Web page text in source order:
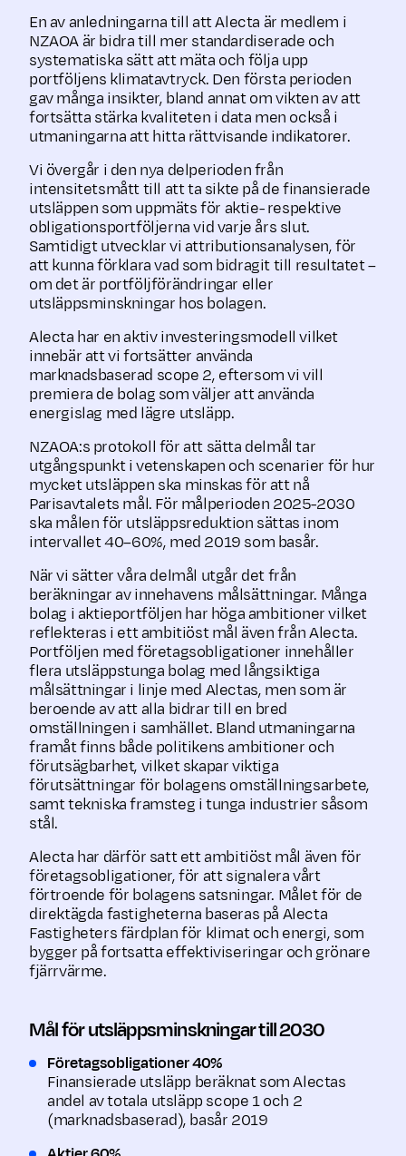
En av anledningarna till att Alecta är medlem i
NZAOA är bidra till mer standardiserade och
systematiska sätt att mäta och följa upp
portföljens klimatavtryck. Den första perioden
gav många insikter, bland annat om vikten av att
fortsätta stärka kvaliteten i data men också i
utmaningarna att hitta rättvisande indikatorer.
Vi övergår i den nya delperioden från
intensitetsmått till att ta sikte på de finansierade
utsläppen som uppmäts för aktie- respektive
obligationsportföljerna vid varje års slut.
Samtidigt utvecklar vi attributionsanalysen, för
att kunna förklara vad som bidragit till resultatet –
om det är portföljförändringar eller
utsläppsminskningar hos bolagen.
Alecta har en aktiv investeringsmodell vilket
innebär att vi fortsätter använda
marknadsbaserad scope 2, eftersom vi vill
premiera de bolag som väljer att använda
energislag med lägre utsläpp.
NZAOA:s protokoll för att sätta delmål tar
utgångspunkt i vetenskapen och scenarier för hur
mycket utsläppen ska minskas för att nå
Parisavtalets mål. För målperioden 2025-2030
ska målen för utsläppsreduktion sättas inom
intervallet 40–60%, med 2019 som basår.
När vi sätter våra delmål utgår det från
beräkningar av innehavens målsättningar. Många
bolag i aktieportföljen har höga ambitioner vilket
reflekteras i ett ambitiöst mål även från Alecta.
Portföljen med företagsobligationer innehåller
flera utsläppstunga bolag med långsiktiga
målsättningar i linje med Alectas, men som är
beroende av att alla bidrar till en bred
omställningen i samhället. Bland utmaningarna
framåt finns både politikens ambitioner och
förutsägbarhet, vilket skapar viktiga
förutsättningar för bolagens omställningsarbete,
samt tekniska framsteg i tunga industrier såsom
stål.
Alecta har därför satt ett ambitiöst mål även för
företagsobligationer, för att signalera vårt
förtroende för bolagens satsningar. Målet för de
direktägda fastigheterna baseras på Alecta
Fastigheters färdplan för klimat och energi, som
bygger på fortsatta effektiviseringar och grönare
fjärrvärme.
Mål för utsläppsminskningar till 2030
Företagsobligationer 40%
Finansierade utsläpp beräknat som Alectas
andel av totala utsläpp scope 1 och 2
(marknadsbaserad), basår 2019